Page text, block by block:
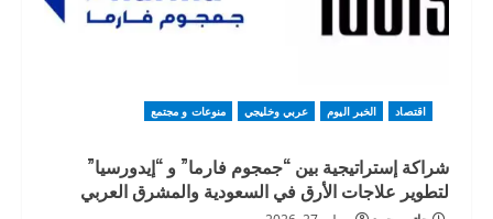
اقتصاد الخبر اليوم عربي وخليجي منوعات و مجتمع
شراكة إستراتيجية بين “جمجوم فارما” و “إيدورسيا”
لتطوير علاجات الأرق في السعودية والمشرق العربي